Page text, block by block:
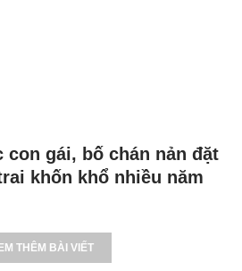
gái, bố chán nản đặt
khốn khổ nhiều năm
THÊM BÀI VIẾT